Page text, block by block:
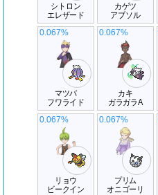
シトロン
エレザード
カゲツ
アブソル
マツバ
フワライド
0.067%
カキ
ガラガラA
0.067%
リョウ
ビークイン
0.067%
プリム
オニゴーリ
0.067%